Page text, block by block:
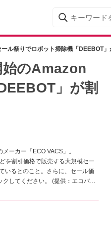
ル祭りでロボット掃除機「DEEBOT
のAmazon
」が割
ーカー「ECO VACS」。
を割引価格で販売する大規模セー
いるとのこと。さらに、セール価
してください。 (提供：エコバッ